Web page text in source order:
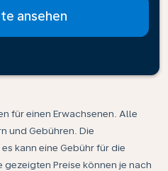
ansehen
für einen Erwachsenen. Alle
und Gebühren. Die
kann eine Gebühr für die
Preise können je nach